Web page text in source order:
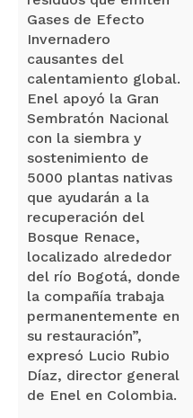
Gases de Efecto
Invernadero
causantes del
calentamiento global.
Enel apoyó la Gran
Sembratón Nacional
con la siembra y
sostenimiento de
5000 plantas nativas
que ayudarán a la
recuperación del
Bosque Renace,
localizado alrededor
del río Bogotá, donde
la compañía trabaja
permanentemente en
su restauración”,
expresó Lucio Rubio
Díaz, director general
de Enel en Colombia.